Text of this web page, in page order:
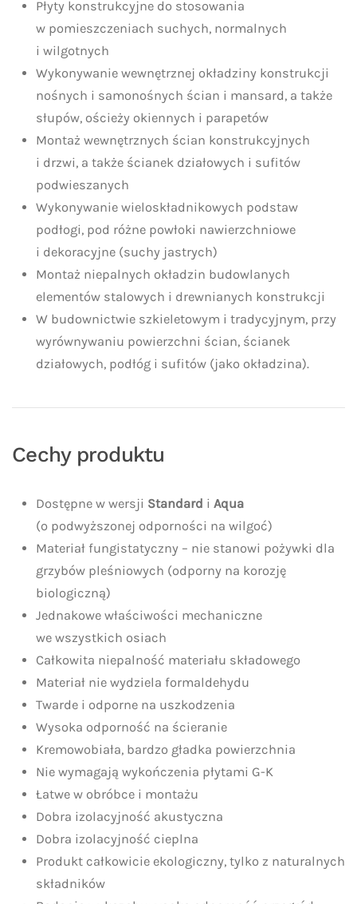
Płyty konstrukcyjne do stosowania
w pomieszczeniach suchych, normalnych
i wilgotnych
Wykonywanie wewnętrznej okładziny konstrukcji
nośnych i samonośnych ścian i mansard, a także
słupów, ościeży okiennych i parapetów
Montaż wewnętrznych ścian konstrukcyjnych
i drzwi, a także ścianek działowych i sufitów
podwieszanych
Wykonywanie wieloskładnikowych podstaw
podłogi, pod różne powłoki nawierzchniowe
i dekoracyjne (suchy jastrych)
Montaż niepalnych okładzin budowlanych
elementów stalowych i drewnianych konstrukcji
W budownictwie szkieletowym i tradycyjnym, przy
wyrównywaniu powierzchni ścian, ścianek
działowych, podłóg i sufitów (jako okładzina).
Cechy produktu
Dostępne w wersji Standard i Aqua
(o podwyższonej odporności na wilgoć)
Materiał fungistatyczny – nie stanowi pożywki dla
grzybów pleśniowych (odporny na korozję
biologiczną)
Jednakowe właściwości mechaniczne
we wszystkich osiach
Całkowita niepalność materiału składowego
Materiał nie wydziela formaldehydu
Twarde i odporne na uszkodzenia
Wysoka odporność na ścieranie
Kremowobiała, bardzo gładka powierzchnia
Nie wymagają wykończenia płytami G-K
Łatwe w obróbce i montażu
Dobra izolacyjność akustyczna
Dobra izolacyjność cieplna
Produkt całkowicie ekologiczny, tylko z naturalnych
składników